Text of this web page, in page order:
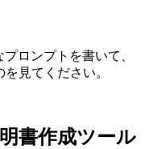
ロンプトを書いて、
見てください。
書作成ツール